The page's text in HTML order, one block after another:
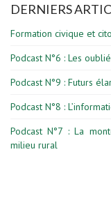
DERNIERS
Formation civique et
Podcast N°6 : Les
Podcast N°9 : Futurs
Podcast N°8 :
Podcast N°7 : La
milieu rural